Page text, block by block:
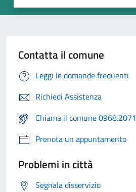
Contatta il comune
Leggi le domande frequenti
Richiedi Assistenza
Chiama il comune 0968.2071
Prenota un appuntamento
Problemi in città
Segnala disservizio